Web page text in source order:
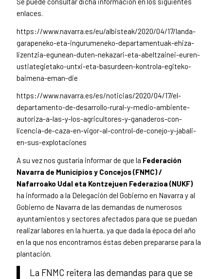
enlaces.
https://www.navarra.es/eu/albisteak/2020/04/17/landa-
garapeneko-eta-ingurumeneko-departamentuak-ehiza-
lizentzia-egunean-duten-nekazari-eta-abeltzainei-euren-
ustiategietako-untxi-eta-basurdeen-kontrola-egiteko-
baimena-eman-die
https://www.navarra.es/es/noticias/2020/04/17/el-
departamento-de-desarrollo-rural-y-medio-ambiente-
autoriza-a-las-y-los-agricultores-y-ganaderos-con-
licencia-de-caza-en-vigor-al-control-de-conejo-y-jabali-
en-sus-explotaciones
A su vez nos gustaría informar de que la Federación
Navarra de Municipios y Concejos (FNMC) /
Nafarroako Udal eta Kontzejuen Federazioa (NUKF)
ha informado a la Delegación del Gobierno en Navarra y al
Gobierno de Navarra de las demandas de numerosos
ayuntamientos y sectores afectados para que se puedan
realizar labores en la huerta, ya que dada la época del año
en la que nos encontramos éstas deben prepararse para la
plantación.
La FNMC reitera las demandas para que se